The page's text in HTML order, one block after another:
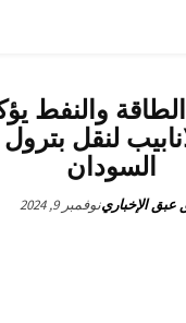
والنفط
لنقل
السودان
عبق الإخبارينوفمبر 9, 2024